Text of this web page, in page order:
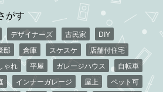
がす
デザイナーズ 古民家
DIY
邸 倉庫 スケスケ
店舗付住宅
ゃれ 平屋 ガレージハウス
自転車
インナーガレージ 屋上
ペット可